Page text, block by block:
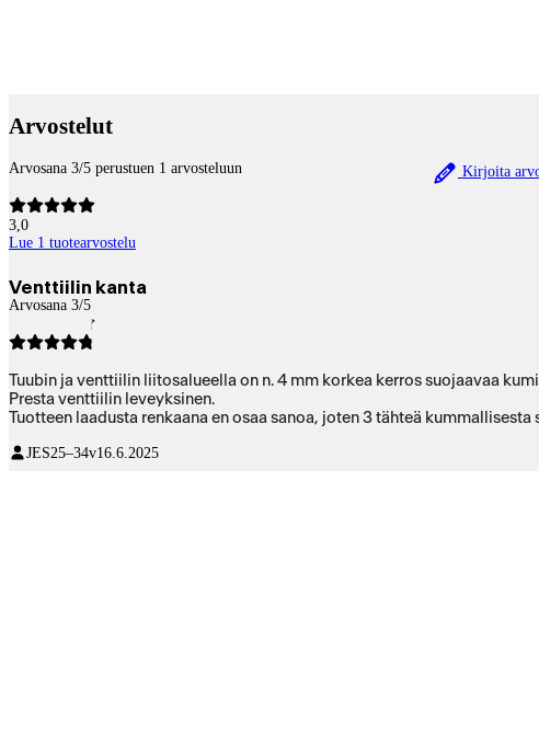
Arvostelut
Arvosana 3/5 perustuen 1 arvosteluun
3,0
Lue 1 tuotearvostelu
Kirjoita
Venttiilin kanta
Arvosana 3/5
Tuubin ja venttiilin liitosalueella on n. 4 mm korkea kerros suojaavaa
Presta venttiilin leveyksinen.
Tuotteen laadusta renkaana en osaa sanoa, joten 3 tähteä
JES25–34v16.6.2025